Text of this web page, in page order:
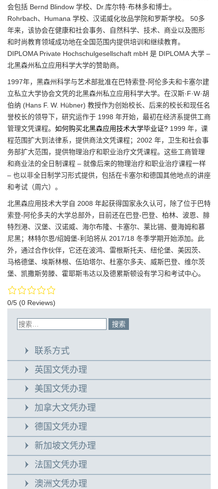
会包括 Bernd Blindow 学校、Dr.库尔特·布林多和博士。
Rohrbach、Humana 学校、汉诺威化妆品学院和罗斯学校。 50多
年来，该协会在健康和社会事务、自然科学、技术、商业以及图形
和时尚教育领域成功地在全国范围内提供培训和继续教育。
DIPLOMA Private Hochschulgesellschaft mbH 是 DIPLOMA 大学 –
北黑森州私立应用科学大学的赞助商。
1997年，黑森州科学与艺术部批准在巴特索登-阿伦多夫和卡塞尔建
立私立大学协会文凭的北黑森州私立应用科学大学。在汉斯·F·W·胡
伯纳 (Hans F. W. Hübner) 教授作为创始校长、后来的校长和现任名
誉校长的领导下，研究运作于 1998 年开始，最初在经济系提供工商
管理文凭课程。 如何购买北黑森应用技术大学毕业证? 1999 年，课
程范围扩大到法律系，提供商法文凭课程；2002 年，卫生和社会事
务部扩大范围，提供物理治疗和职业治疗文凭课程。这些工商管理
和商业法的全日制课程 – 就像后来的物理治疗和职业治疗课程一样
– 也以非全日制学习形式提供，包括在卡塞尔和德国其他地点的讲座
和考试（周六）。
北黑森应用技术大学自 2008 年起获得国家永久认可，除了位于巴特
索登-阿伦多夫的大学总部外，目前还在巴登-巴登、柏林、波恩、腓
特烈港、汉堡、汉诺威、海尔布隆、卡塞尔、莱比锡、曼海姆和慕
尼黑；林特尔恩/绍姆堡-利珀将从 2017/18 冬季学期开始添加。此
外，通过合作伙伴，它还在波鸿、雷根斯托夫、纽伦堡、美因茨、
马格德堡、埃斯林根、伍珀塔尔、杜塞尔多夫、威斯巴登、维尔茨
堡、凯撒斯劳滕、霍耶斯韦达以及德累斯顿设有学习和考试中心。
0/5 (0 Reviews)
联系方式
英国文凭办理
美国文凭办理
加拿大文凭办理
德国文凭办理
新加坡文凭办理
法国文凭办理
澳洲文凭办理